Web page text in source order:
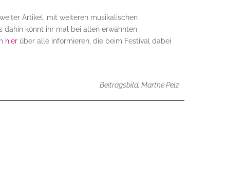
Artikel, mit weiteren musikalischen
dahin könnt ihr mal bei allen erwähnten
hierüber alle informieren, die beim Festival dabei
Beitragsbild: Marthe Pelz